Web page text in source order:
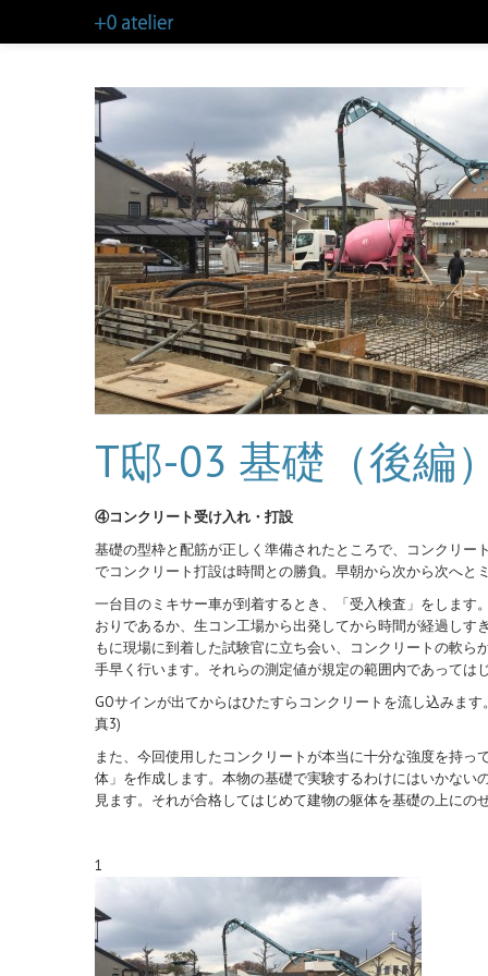
T邸-03 基礎（後編
④コンクリート受け入れ・打設
基礎の型枠と配筋が正しく準備されたところで、コンクリ
でコンクリート打設は時間との勝負。早朝から次から次へと
一台目のミキサー車が到着するとき、「受入検査」をしま
おりであるか、生コン工場から出発してから時間が経過し
もに現場に到着した試験官に立ち会い、コンクリートの軟
手早く行います。それらの測定値が規定の範囲内であって
GOサインが出てからはひたすらコンクリートを流し込みま
真3)
また、今回使用したコンクリートが本当に十分な強度を持
体」を作成します。本物の基礎で実験するわけにはいかな
見ます。それが合格してはじめて建物の躯体を基礎の上にの
1